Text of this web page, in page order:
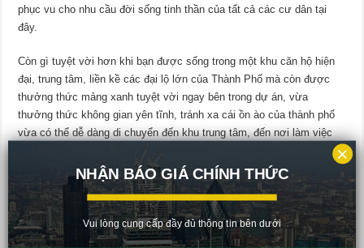
phục vu cho nhu cầu đời sống tinh thần của tất cả các cư dân tại
đây.
Còn gì tuyệt vời hơn khi bạn được sống trong một khu căn hộ hiện
đại, trung tâm, liền kề các đại lộ lớn của Thành Phố mà còn được
thưởng thức mảng xanh tuyệt vời ngay bên trong dự án, vừa
thưởng thức không gian yên tĩnh, tránh xa cái ồn ào của thành phố
vừa có thể dễ dàng di chuyển đến khu trung tâm, đến nơi làm việc
Hồ bơi Sky View tại căn hộ Moonlight Boulevard
NHẬN BÁO GIÁ CHÍNH THỨC
Vui lòng cung cấp đầy đủ thông tin bên dưới
×